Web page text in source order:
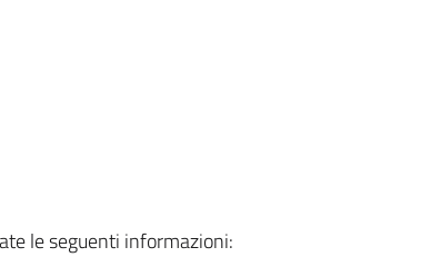
le seguenti informazioni: